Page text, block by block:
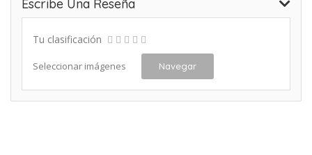
Escribe Una Reseña
Tu clasificación
Seleccionar imágenes Navegar